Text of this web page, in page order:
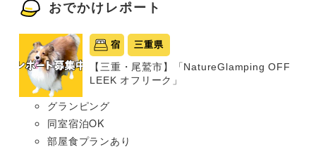
おでかけレポート
宿 三重県
【三重・尾鷲市】「NatureGlamping OFF
LEEK オフリーク」
グランピング
同室宿泊OK
部屋食プランあり